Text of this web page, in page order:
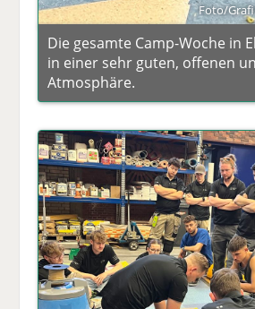
Foto/
Die gesamte Camp-Woche in
in einer sehr guten, offenen
Atmosphäre.